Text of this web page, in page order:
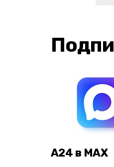
А24 в MAX